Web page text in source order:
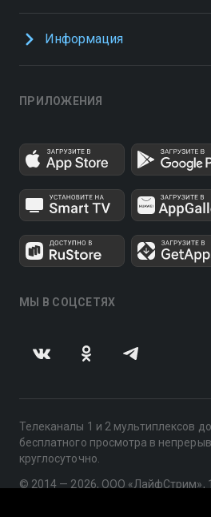
Информация
ПРИЛОЖЕНИЯ
МЫ В СОЦСЕТЯХ
Телеканалы 1 и 2 мультиплексов
бесплатного просмотра в
круглосуточно.
© 2014 — 2026, ООО «ЛайфСтрим»,